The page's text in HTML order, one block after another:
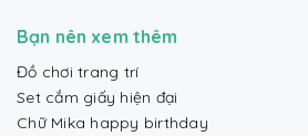
Bạn nên xem thêm
Đồ chơi trang trí
Set cắm giấy hiện đại
Chữ Mika happy birthday